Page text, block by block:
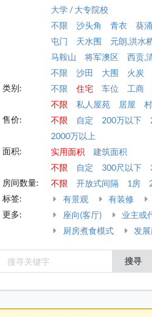
大学 / 大专院校
不限
沙头角 青衣 葵
屯门
天水围 元朗,洪水
马鞍山
将军澳区
西贡,
不限
沙田 大围
火炭
类别:
不限 住宅 车位 工商
不限
私人屋苑 居屋
售价:
不限 自定 200万以下
2000万以上
面积:
实用面积
建筑面积
不限
自定 300尺以下
房间数量:
不限 开放式间隔 1房
标签:
有景观 有装修
更多:
座向(客厅) 业主或
厨房煮食模式
发
搜寻